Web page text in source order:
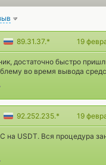
89.31.37.* 19
достаточно быстро
во время вывода
92.252.235.* 19
на USDT. Вся процедура